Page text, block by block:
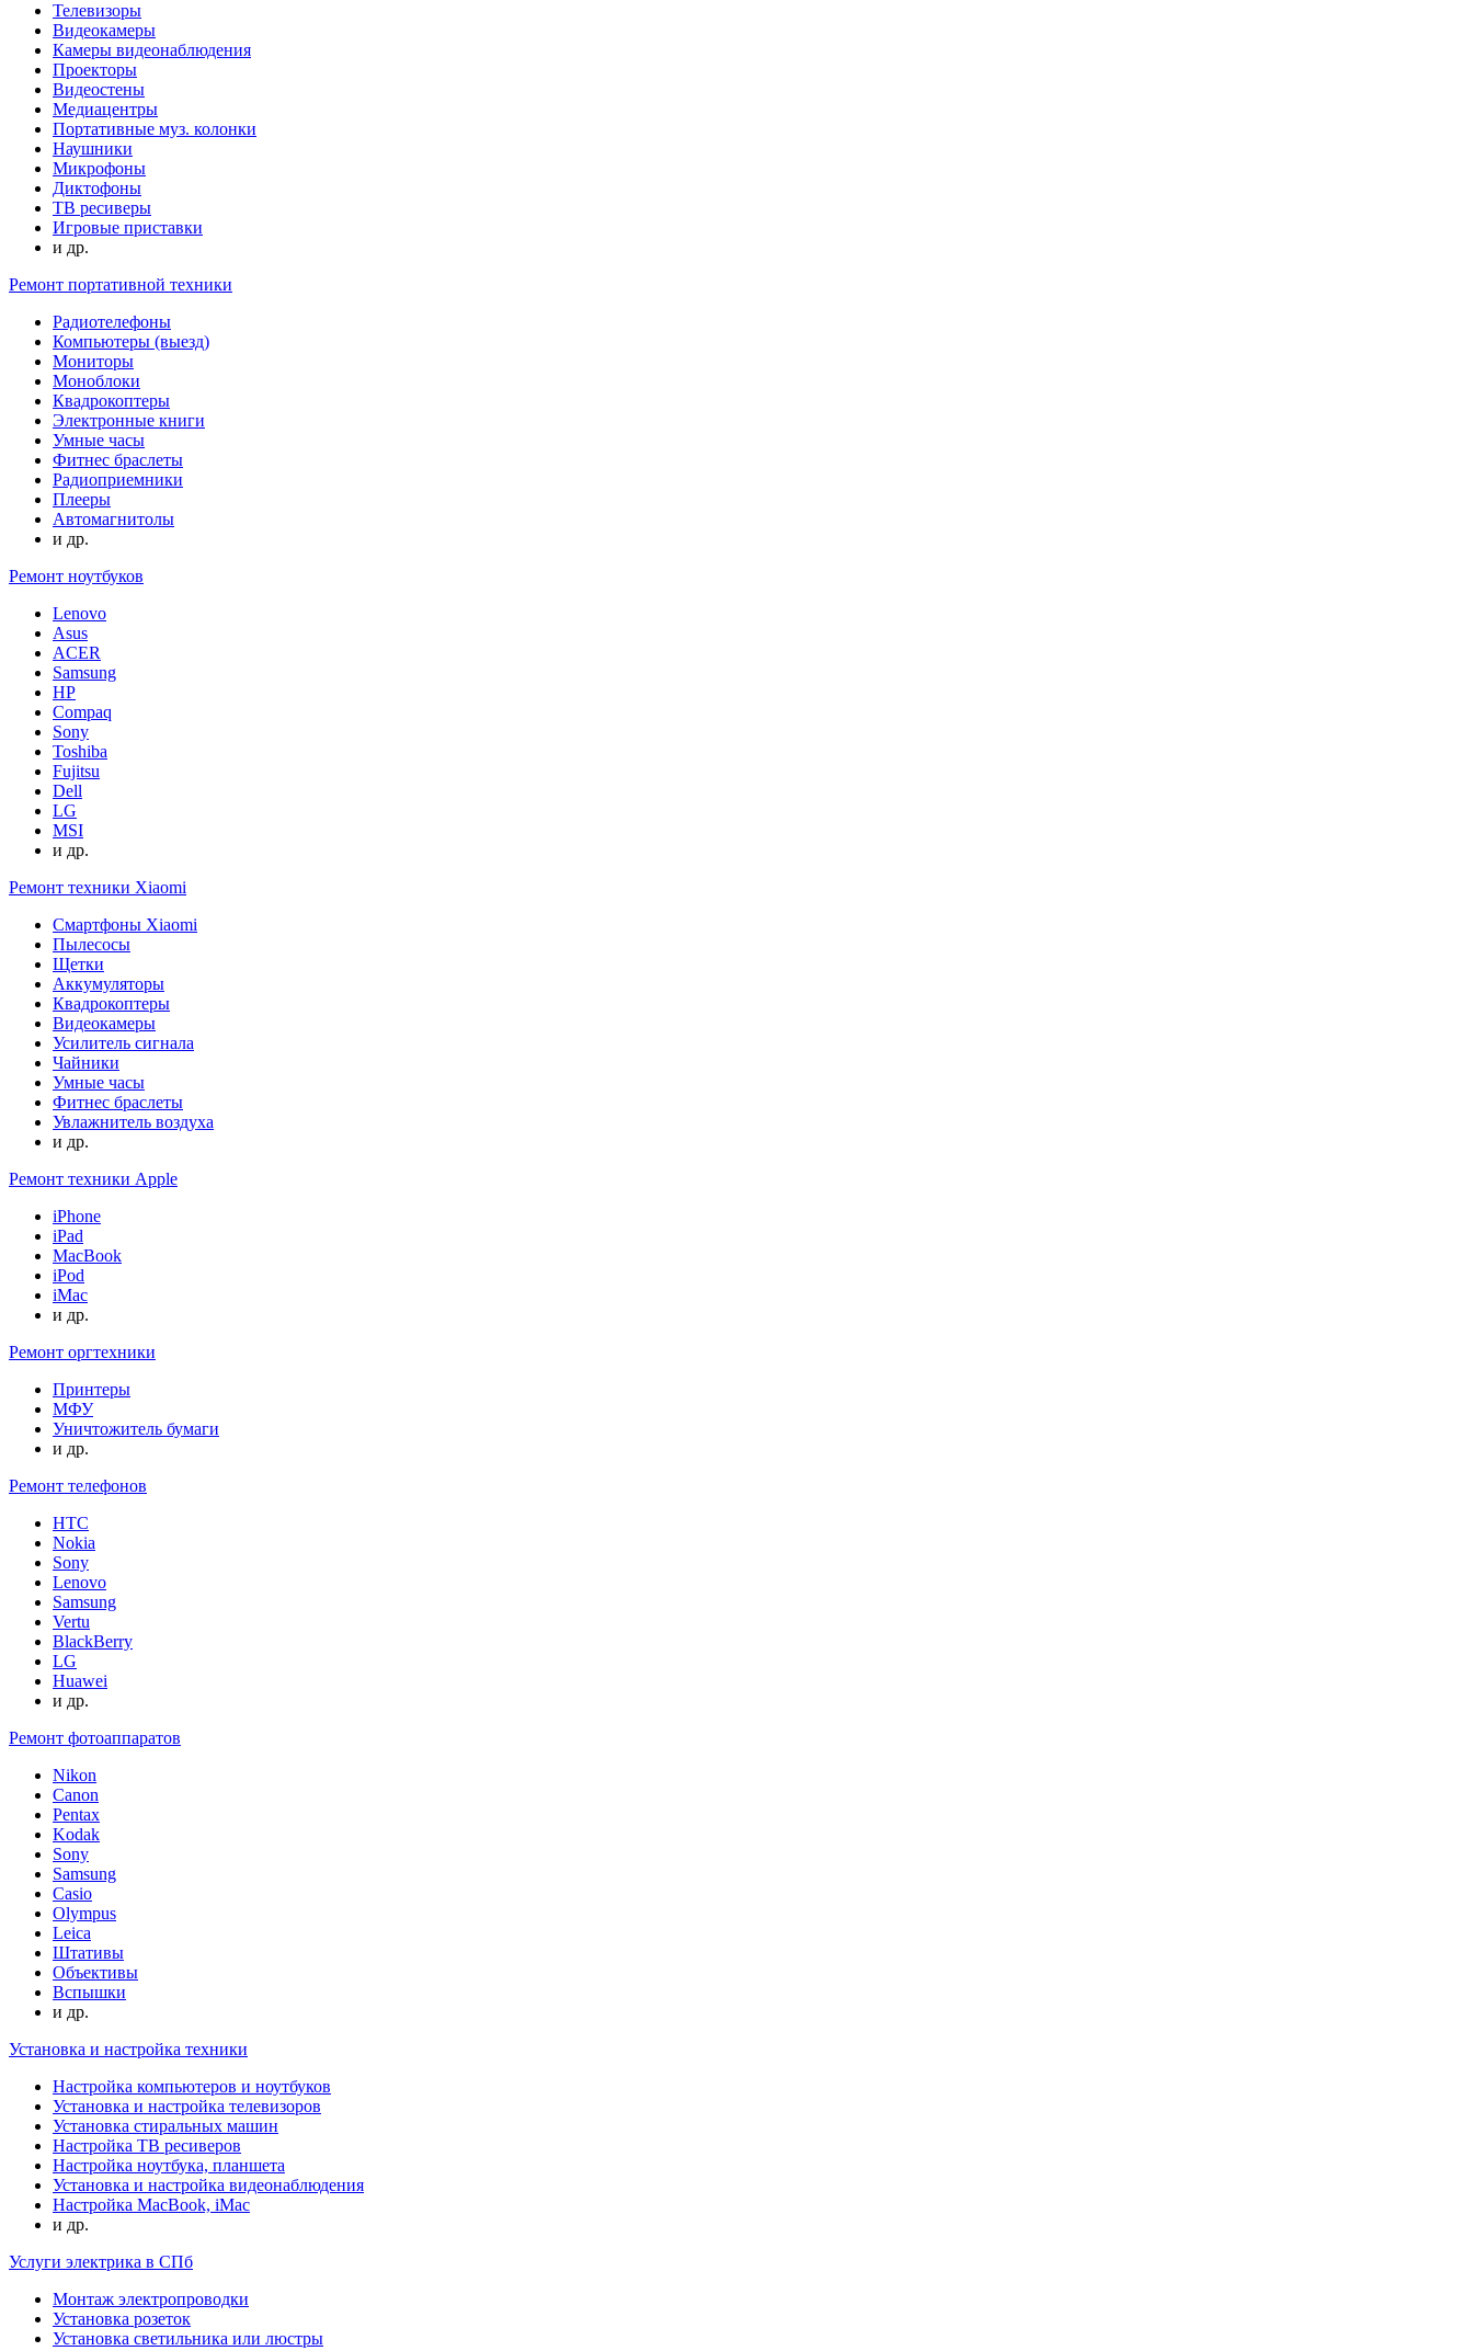
Телевизоры
Видеокамеры
Камеры видеонаблюдения
Проекторы
Видеостены
Медиацентры
Портативные муз. колонки
Наушники
Микрофоны
Диктофоны
ТВ ресиверы
Игровые приставки
и др.
Ремонт портативной техники
Радиотелефоны
Компьютеры (выезд)
Мониторы
Моноблоки
Квадрокоптеры
Электронные книги
Умные часы
Фитнес браслеты
Радиоприемники
Плееры
Автомагнитолы
и др.
Ремонт ноутбуков
Lenovo
Asus
ACER
Samsung
HP
Compaq
Sony
Toshiba
Fujitsu
Dell
LG
MSI
и др.
Ремонт техники Xiaomi
Смартфоны Xiaomi
Пылесосы
Щетки
Аккумуляторы
Квадрокоптеры
Видеокамеры
Усилитель сигнала
Чайники
Умные часы
Фитнес браслеты
Увлажнитель воздуха
и др.
Ремонт техники Apple
iPhone
iPad
MacBook
iPod
iMac
и др.
Ремонт оргтехники
Принтеры
МФУ
Уничтожитель бумаги
и др.
Ремонт телефонов
HTC
Nokia
Sony
Lenovo
Samsung
Vertu
BlackBerry
LG
Huawei
и др.
Ремонт фотоаппаратов
Nikon
Canon
Pentax
Kodak
Sony
Samsung
Casio
Olympus
Leica
Штативы
Объективы
Вспышки
и др.
Установка и настройка техники
Настройка компьютеров и ноутбуков
Установка и настройка телевизоров
Установка стиральных машин
Настройка ТВ ресиверов
Настройка ноутбука, планшета
Установка и настройка видеонаблюдения
Настройка MacBook, iMac
и др.
Услуги электрика в СПб
Монтаж электропроводки
Установка розеток
Установка светильника или люстры